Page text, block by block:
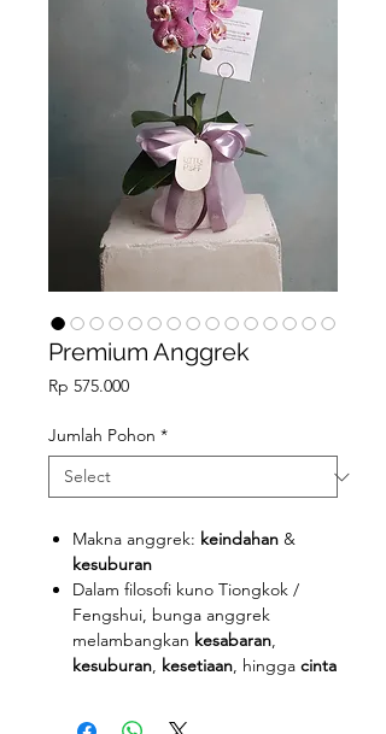
Premium Anggrek
Rp 575.000Price
Jumlah Pohon *
Makna anggrek: keindahan &
kesuburan
Dalam filosofi kuno Tiongkok /
Fengshui, bunga anggrek
melambangkan kesabaran,
kesuburan, kesetiaan, hingga cinta
diberikan kepada rekan kerja /